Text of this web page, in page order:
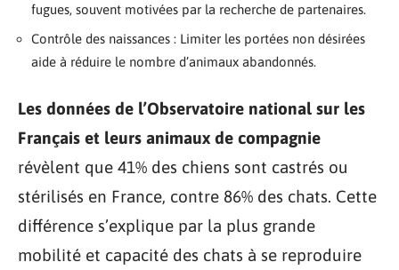
fugues, souvent motivées par la recherche de partenaires.
Contrôle des naissances : Limiter les portées non désirées
aide à réduire le nombre d’animaux abandonnés.
Les données de l’Observatoire national sur les
Français et leurs animaux de compagnie
révèlent que 41% des chiens sont castrés ou
stérilisés en France, contre 86% des chats. Cette
différence s’explique par la plus grande
mobilité et capacité des chats à se reproduire